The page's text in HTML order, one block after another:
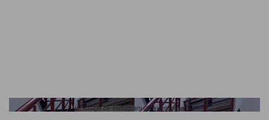
Image by Instagram @twicetagram